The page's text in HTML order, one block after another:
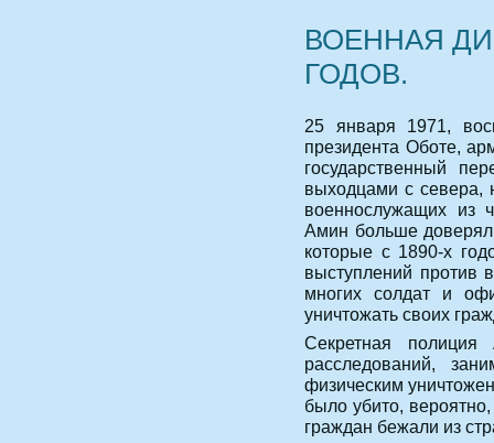
ВОЕННАЯ
ГОДОВ.
25 января 1971,
президента Оботе,
государственный
выходцами с севера,
военнослужащих из
Амин больше доверял
которые с 1890-х
выступлений против
многих солдат и
уничтожать своих
Секретная полиция
расследований,
физическим
было убито,
граждан бежали из